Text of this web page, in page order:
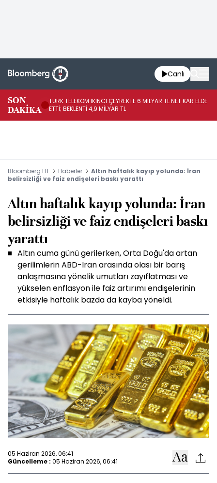
Canlı
SON
DAKİKA
TÜRK TELEKOM İKİNCİ ÇEYREKTE 6 MİLYAR TL NET KAR ELDE
ETTİ; BEKLENTİ 4,9 MİLYAR TL
Bloomberg HT Haberler
Altın haftalık kayıp yolunda: İran
belirsizliği ve faiz endişeleri baskı yarattı
Altın haftalık kayıp yolunda: İran
belirsizliği ve faiz endişeleri baskı
yarattı
Altın cuma günü gerilerken, Orta Doğu'da artan
gerilimlerin ABD-İran arasında olası bir barış
anlaşmasına yönelik umutları zayıflatması ve
yükselen enflasyon ile faiz artırımı endişelerinin
etkisiyle haftalık bazda da kayba yöneldi.
05 Haziran 2026, 06:41
Güncelleme : 05 Haziran 2026, 06:41